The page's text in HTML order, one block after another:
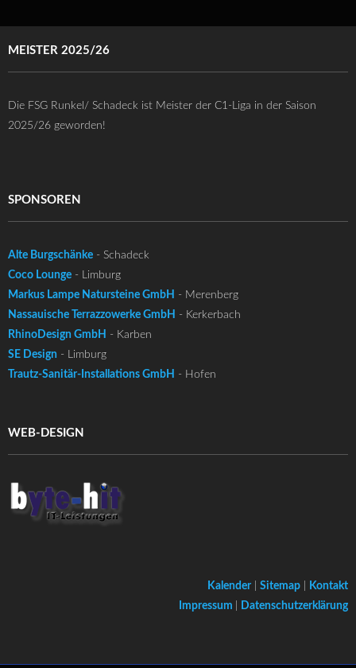
MEISTER 2025/26
Die FSG Runkel/ Schadeck ist Meister der C1-Liga in der Saison
2025/26 geworden!
SPONSOREN
Alte Burgschänke - Schadeck
Coco Lounge - Limburg
Markus Lampe Natursteine GmbH - Merenberg
Nassauische Terrazzowerke GmbH - Kerkerbach
RhinoDesign GmbH - Karben
SE Design - Limburg
Trautz-Sanitär-Installations GmbH - Hofen
WEB-DESIGN
Kalender| Sitemap
Kontakt
Impressum
Datenschutzerklärung